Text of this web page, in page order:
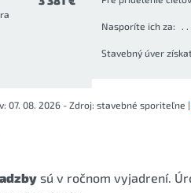
Nasporíte ich za:
Stavebný úver
07. 08. 2026 - Zdroj: stavebné sporiteľne |
sú v ročnom vyjadrení.